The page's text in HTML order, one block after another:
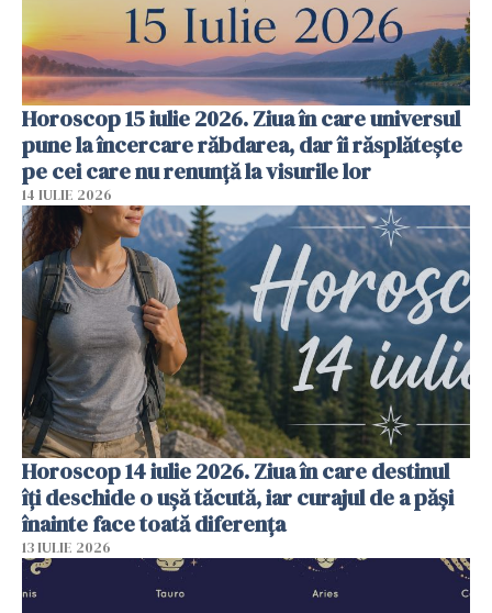
Horoscop 15 iulie 2026. Ziua în care universul
pune la încercare răbdarea, dar îi răsplătește
pe cei care nu renunță la visurile lor
14 IULIE 2026
Horoscop 14 iulie 2026. Ziua în care destinul
îți deschide o ușă tăcută, iar curajul de a păși
înainte face toată diferența
13 IULIE 2026